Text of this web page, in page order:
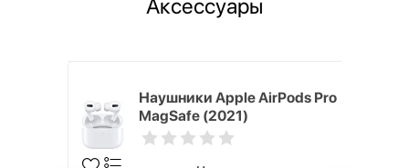
Аксессуары
Наушники Apple AirPods Pro
MagSafe (2021)